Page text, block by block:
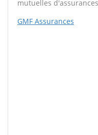
mutuelles d'assurances
GMF Assurances